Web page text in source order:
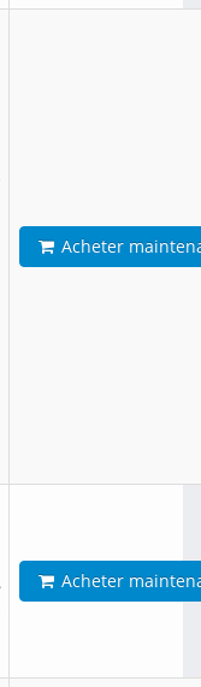
Acheter
Acheter